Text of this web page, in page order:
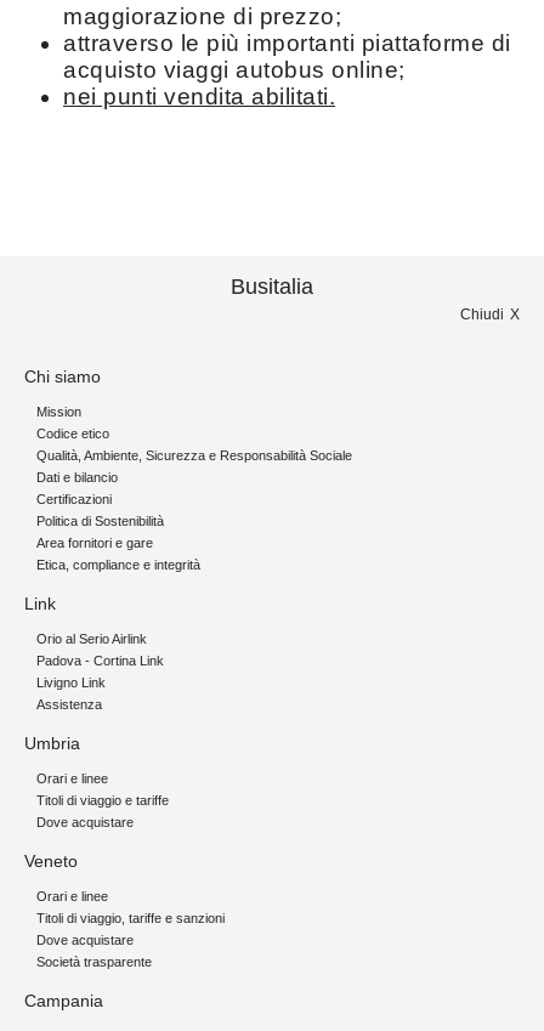
maggiorazione di prezzo;
attraverso le più importanti piattaforme di
acquisto viaggi autobus online;
nei punti vendita abilitati.
Busitalia
Chiudi
Chi siamo
Mission
Codice etico
Qualità, Ambiente, Sicurezza e Responsabilità Sociale
Dati e bilancio
Certificazioni
Politica di Sostenibilità
Area fornitori e gare
Etica, compliance e integrità
Link
Orio al Serio Airlink
Padova - Cortina Link
Livigno Link
Assistenza
Umbria
Orari e linee
Titoli di viaggio e tariffe
Dove acquistare
Veneto
Orari e linee
Titoli di viaggio, tariffe e sanzioni
Dove acquistare
Società trasparente
Campania